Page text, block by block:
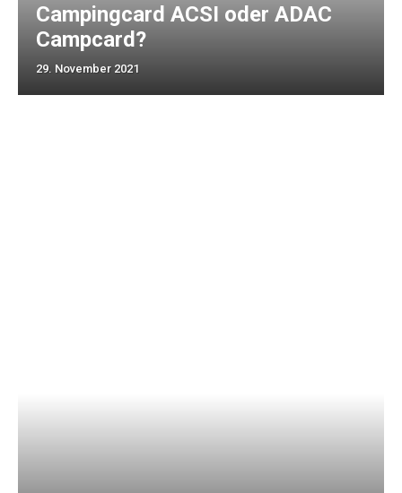
Campingcard ACSI oder ADAC
Campcard?
29. November 2021